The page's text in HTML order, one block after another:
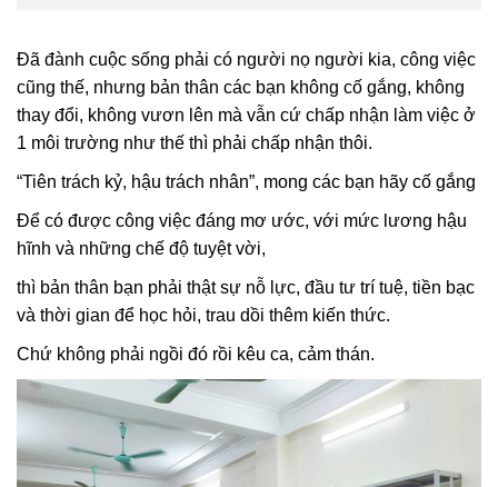
Đã đành cuộc sống phải có người nọ người kia, công việc
cũng thế, nhưng bản thân các bạn không cố gắng, không
thay đổi, không vươn lên mà vẫn cứ chấp nhận làm việc ở
1 môi trường như thế thì phải chấp nhận thôi.
“Tiên trách kỷ, hậu trách nhân”, mong các bạn hãy cố gắng
Để có được công việc đáng mơ ước, với mức lương hậu
hĩnh và những chế độ tuyệt vời,
thì bản thân bạn phải thật sự nỗ lực, đầu tư trí tuệ, tiền bạc
và thời gian để học hỏi, trau dồi thêm kiến thức.
Chứ không phải ngồi đó rồi kêu ca, cảm thán.